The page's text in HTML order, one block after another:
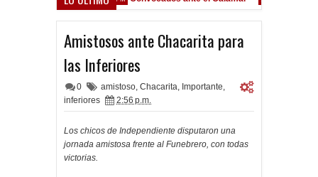
Amistosos ante Chacarita para
las Inferiores
0 amistoso, Chacarita, Importante,
inferiores
2:56 p.m.
Los chicos de Independiente disputaron una
jornada amistosa frente al Funebrero, con todas
victorias.